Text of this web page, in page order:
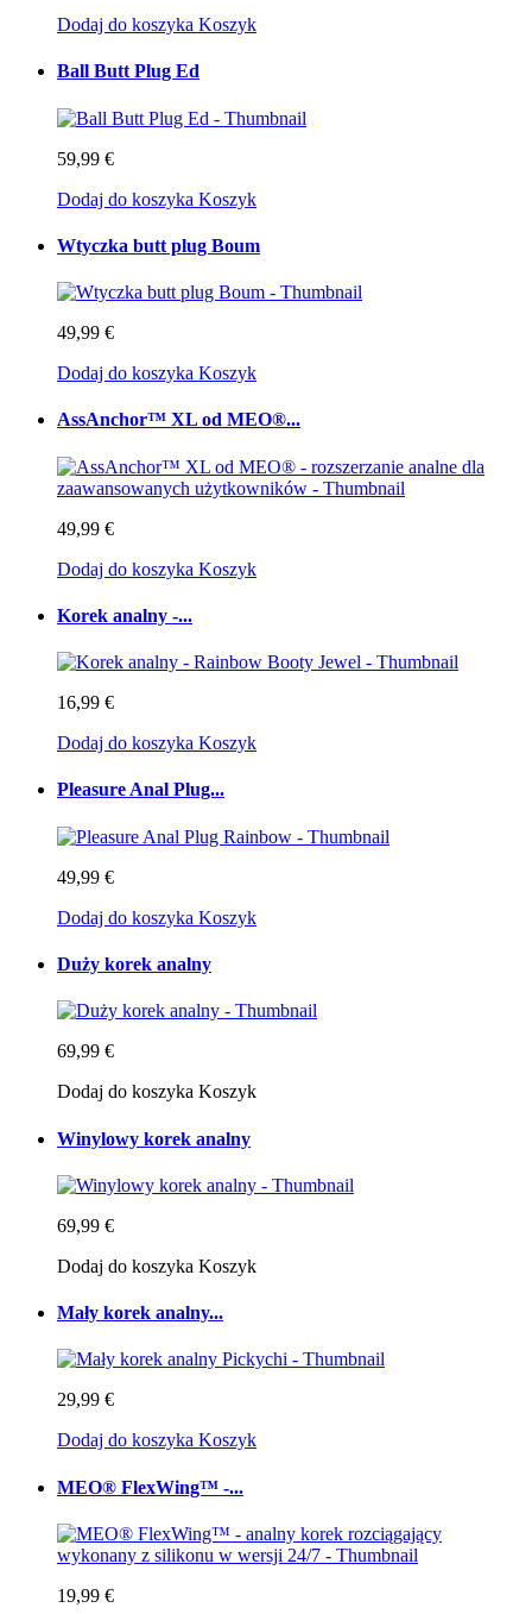
Dodaj do koszyka Koszyk
Ball Butt Plug Ed
59,99 €
Dodaj do koszyka Koszyk
Wtyczka butt plug Boum
49,99 €
Dodaj do koszyka Koszyk
AssAnchor™ XL od MEO®...
49,99 €
Dodaj do koszyka Koszyk
Korek analny -...
16,99 €
Dodaj do koszyka Koszyk
Pleasure Anal Plug...
49,99 €
Dodaj do koszyka Koszyk
Duży korek analny
69,99 €
Dodaj do koszyka Koszyk
Winylowy korek analny
69,99 €
Dodaj do koszyka Koszyk
Mały korek analny...
29,99 €
Dodaj do koszyka Koszyk
MEO® FlexWing™ -...
19,99 €